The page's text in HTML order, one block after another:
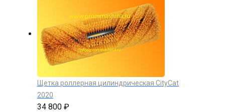
Щетка роллерная цилиндрическая CityCat
2020
34 800 ₽